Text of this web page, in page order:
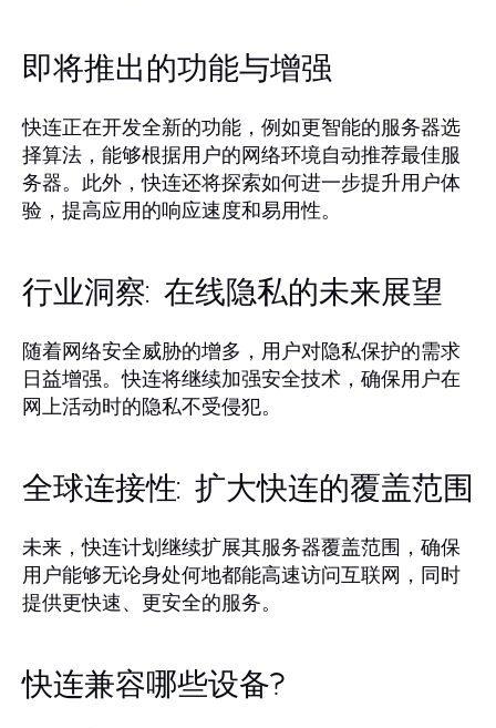
即将推出的功能与增强
快连正在开发全新的功能，例如更智能的服务器选
择算法，能够根据用户的网络环境自动推荐最佳服
务器。此外，快连还将探索如何进一步提升用户体
验，提高应用的响应速度和易用性。
行业洞察: 在线隐私的未来展望
随着网络安全威胁的增多，用户对隐私保护的需求
日益增强。快连将继续加强安全技术，确保用户在
网上活动时的隐私不受侵犯。
全球连接性: 扩大快连的覆盖范围
未来，快连计划继续扩展其服务器覆盖范围，确保
用户能够无论身处何地都能高速访问互联网，同时
提供更快速、更安全的服务。
快连兼容哪些设备?